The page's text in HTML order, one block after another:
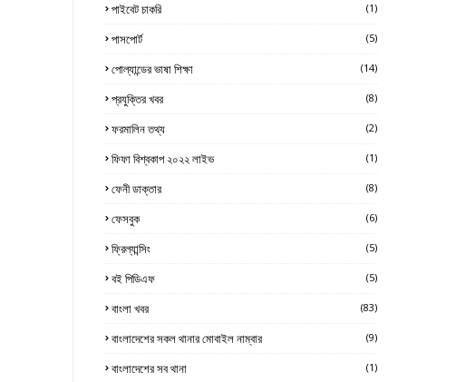
পাইবেট চাকরি (1)
পাসপোর্ট (5)
পোল্যান্ডের ভাষা শিক্ষা (14)
প্রযুক্তির খবর (8)
ফরমালিন তথ্য (2)
ফিফা বিশ্বকাপ ২০২২ লাইভ (1)
ফেনী ডাক্তার (8)
ফেসবুক (6)
ফ্রিল্যান্সিং (5)
বই পিডিএফ (5)
বাংলা খবর (83)
বাংলাদেশের সকল থানার মোবাইল নাম্বার (9)
বাংলাদেশের সব থানা (1)